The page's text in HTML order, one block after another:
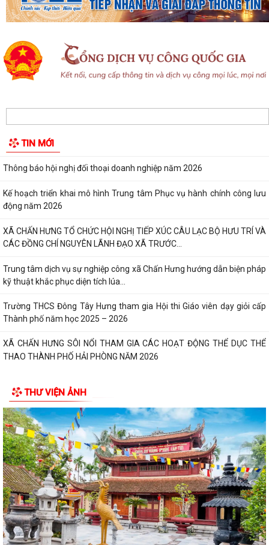
TIN MỚI
thủ tục chấm dứt hoạt động kinh...
Hưng nhiệm kỳ 2025 - 2030
Quyết định về việc công nhận nhân viên y tế thôn và cộng tác viên dân
số trên địa bàn xã Chấn Hưng
Trung tâm Phục vụ hành chính công tổ chức tiếp nhận, hướng dẫn, giải
Thông báo Lịch làm việc Trung tâm Phục vụ hành chính công lưu động
Thông báo hội nghị đối thoại doanh nghiệp năm 2026
Kế hoạch triển khai mô hình Trung tâm Phục vụ hành chính công lưu
động năm 2026
XÃ CHẤN HƯNG TỔ CHỨC HỘI NGHỊ TIẾP XÚC CÂU LẠC BỘ HƯU TRÍ VÀ
CÁC ĐỒNG CHÍ NGUYÊN LÃNH ĐẠO XÃ TRƯỚC...
Trung tâm dịch vụ sự nghiệp công xã Chấn Hưng hướng dẫn biện pháp
kỹ thuật khắc phục diện tích lúa...
Trường THCS Đông Tây Hưng tham gia Hội thi Giáo viên dạy giỏi cấp
Thành phố năm học 2025 – 2026
XÃ CHẤN HƯNG SÔI NỔI THAM GIA CÁC HOẠT ĐỘNG THỂ DỤC THỂ
THAO THÀNH PHỐ HẢI PHÒNG NĂM 2026
VNEID
LỄ PHÁT ĐỘNG NGÀY CHẠY OLYMPIC – VÌ SỨC KHỎE TOÀN DÂN – VÌ
AN NINH TỔ QUỐC NĂM 2026
Cụm di tích Đình - Đền - Chùa Xuân Úc là một quần thể di tích lịch sử,
văn hóa, tín ngưỡng tiêu...
Công tác chuẩn bị Lễ hội Đình - Đền - Chùa Xuân Úc năm 2026 xã Chấn
Hưng
Công tác chuẩn bị tổ chức Lễ hội Đình - Đền - Chùa Xuân Úc năm 2026
THƯ VIỆN ẢNH